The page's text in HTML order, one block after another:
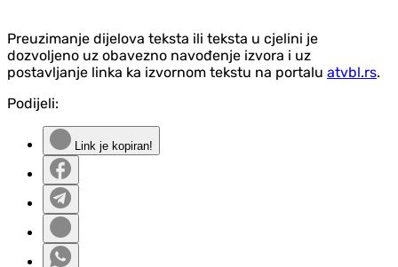
Preuzimanje dijelova teksta ili teksta u cjelini je
dozvoljeno uz obavezno navođenje izvora i uz
postavljanje linka ka izvornom tekstu na portalu atvbl.rs.
Podijeli:
Link je kopiran!